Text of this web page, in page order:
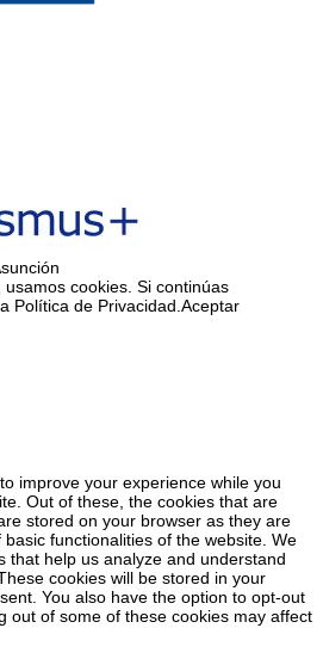
cookies. Si continúas
Política de Privacidad. Aceptar
improve your experience while you
Out of these, the cookies that are
stored on your browser as they are
functionalities of the website. We
that help us analyze and understand
cookies will be stored in your
You also have the option to opt-out
out of some of these cookies may affect